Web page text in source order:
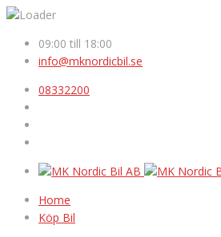
09:00 till 18:00
info@mknordicbil.se
08332200
Home
Köp Bil